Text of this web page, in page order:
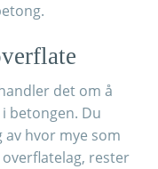
det om å
betongen. Du
hvor mye som
rester